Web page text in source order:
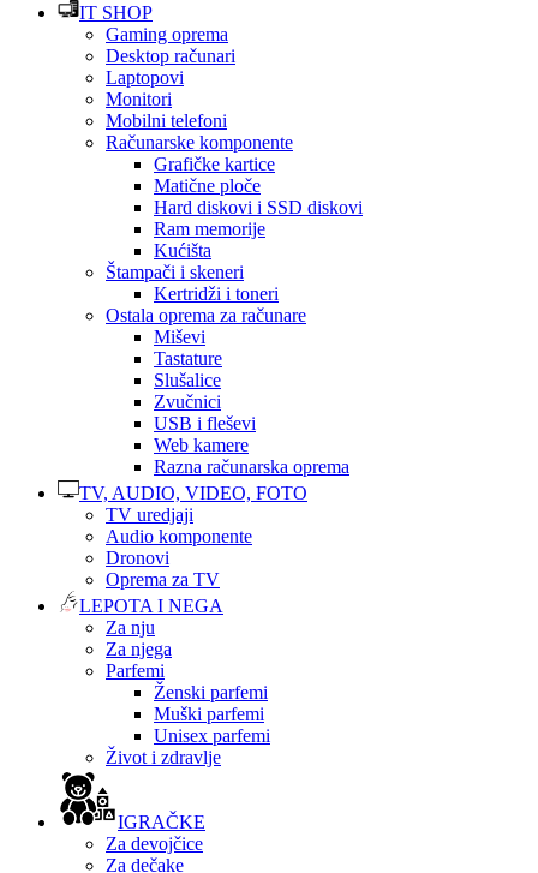
IT SHOP
Gaming oprema
Desktop računari
Laptopovi
Monitori
Mobilni telefoni
Računarske komponente
Grafičke kartice
Matične ploče
Hard diskovi i SSD diskovi
Ram memorije
Kućišta
Štampači i skeneri
Kertridži i toneri
Ostala oprema za računare
Miševi
Tastature
Slušalice
Zvučnici
USB i fleševi
Web kamere
Razna računarska oprema
TV, AUDIO, VIDEO, FOTO
TV uredjaji
Audio komponente
Dronovi
Oprema za TV
LEPOTA I NEGA
Za nju
Za njega
Parfemi
Ženski parfemi
Muški parfemi
Unisex parfemi
Život i zdravlje
IGRAČKE
Za devojčice
Za dečake